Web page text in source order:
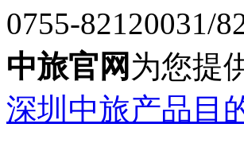
0755-82120031/
中旅官网 为您提
深圳中旅产品目